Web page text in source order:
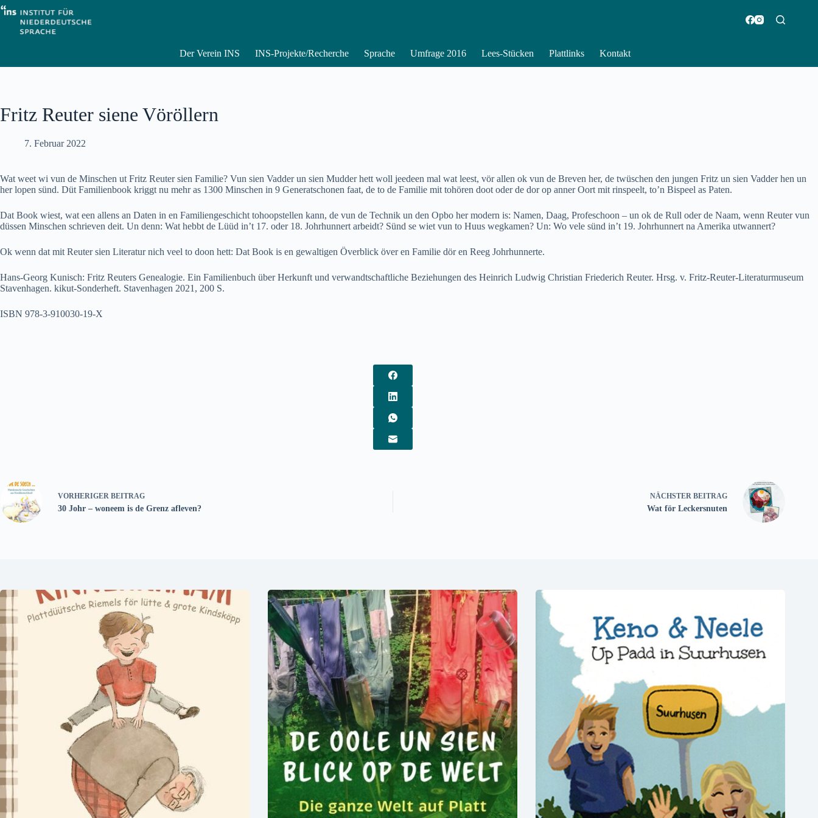
Zum
Inhalt
springen
Der Verein INS INS-Projekte/Recherche Sprache Umfrage 2016 Lees-Stücken Plattlinks Kontakt
Fritz Reuter siene Vöröllern
7. Februar 2022
Wat weet wi vun de Minschen ut Fritz Reuter sien Familie? Vun sien Vadder un sien Mudder hett woll jeedeen mal wat leest, vör allen ok vun de Breven her, de twüschen den jungen Fritz un sien Vadder hen un
her lopen sünd. Düt Familienbook kriggt nu mehr as 1300 Minschen in 9 Generatschonen faat, de to de Familie mit tohören doot oder de dor op anner Oort mit rinspeelt, to’n Bispeel as Paten.
Dat Book wiest, wat een allens an Daten in en Familiengeschicht tohoopstellen kann, de vun de Technik un den Opbo her modern is: Namen, Daag, Profeschoon – un ok de Rull oder de Naam, wenn Reuter vun
düssen Minschen schrieven deit. Un denn: Wat hebbt de Lüüd in’t 17. oder 18. Johrhunnert arbeidt? Sünd se wiet vun to Huus wegkamen? Un: Wo vele sünd in’t 19. Johrhunnert na Amerika utwannert?
Ok wenn dat mit Reuter sien Literatur nich veel to doon hett: Dat Book is en gewaltigen Överblick över en Familie dör en Reeg Johrhunnerte.
Hans-Georg Kunisch: Fritz Reuters Genealogie. Ein Familienbuch über Herkunft und verwandtschaftliche Beziehungen des Heinrich Ludwig Christian Friederich Reuter. Hrsg. v. Fritz-Reuter-Literaturmuseum
Stavenhagen. kikut-Sonderheft. Stavenhagen 2021, 200 S.
ISBN 978-3-910030-19-X
VORHERIGER BEITRAG
30 Johr – woneem is de Grenz afleven?
NÄCHSTER BEITRAG
Wat för Leckersnuten